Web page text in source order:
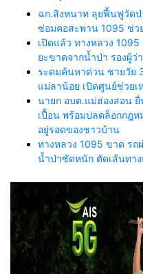
ฉก.สิงหนาท ลุยฟื้นฟูวัดป่
ซ่อมคอสะพาน 1095 ช่ว
เปิดแล้ว ทางหลวง
ยะขาดจากน้ำป่า รองผู้ว่
ระดมค้นหาด่วน ชายวัย
แม่ลาน้อย เปิดศูนย์ช่วยเ
นายก อบต.แม่ฮ่องสอน
เปื้อน พร้อมปลดล็อกกฎ
อยู่รอดของชาวบ้าน
ทางหลวง 1095 ขาด ร
น้ำป่าซัดหนัก ตัดเส้นทา